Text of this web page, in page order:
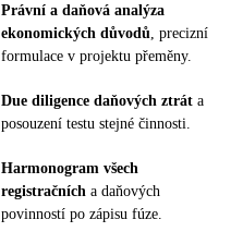
Právní a daňová analýza
ekonomických důvodů , precizní
formulace v projektu přeměny.
Due diligence daňových ztrát a
posouzení testu stejné činnosti.
Harmonogram všech
registračních a daňových
povinností po zápisu fúze.